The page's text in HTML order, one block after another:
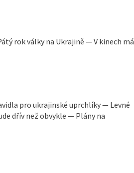
rok války na Ukrajině — V kinech má
pro ukrajinské uprchlíky — Levné
dřív než obvykle — Plány na